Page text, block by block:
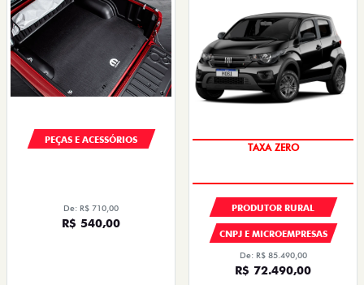
PEÇAS E ACESSÓRIOS
De: R$ 710,00
R$ 540,00
PRODUTOR RURAL
CNPJ E MICROEMPRESAS
De: R$ 85.490,00
R$ 72.490,00